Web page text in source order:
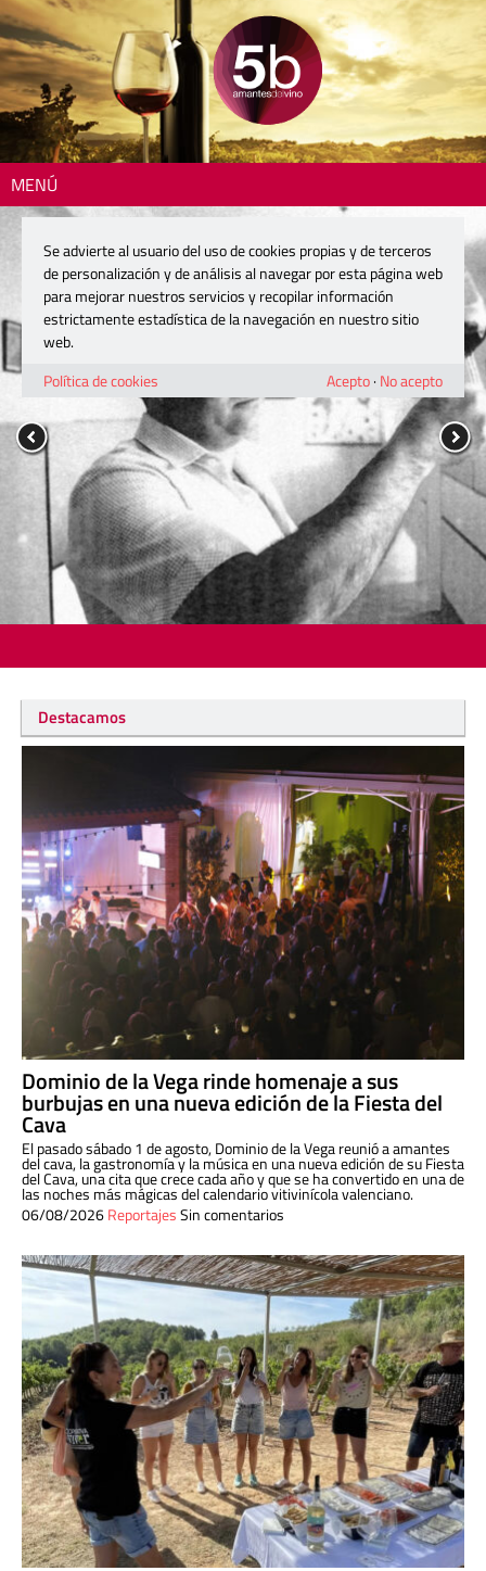
MENÚ
Destacamos
Dominio de la Vega rinde homenaje a sus
burbujas en una nueva edición de la Fiesta del
Cava
El pasado sábado 1 de agosto, Dominio de la Vega reunió a amantes
del cava, la gastronomía y la música en una nueva edición de su Fiesta
del Cava, una cita que crece cada año y que se ha convertido en una de
las noches más mágicas del calendario vitivinícola valenciano.
06/08/2026ReportajesSin comentarios
Se advierte al usuario del uso de cookies propias y de terceros
de personalización y de análisis al navegar por esta página web
para mejorar nuestros servicios y recopilar información
estrictamente estadística de la navegación en nuestro sitio
web.
Política de cookies
Acepto· No acepto